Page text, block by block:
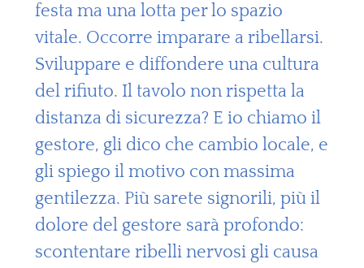
festa ma una lotta per lo spazio
vitale. Occorre imparare a ribellarsi.
Sviluppare e diffondere una cultura
del rifiuto. Il tavolo non rispetta la
distanza di sicurezza? E io chiamo il
gestore, gli dico che cambio locale, e
gli spiego il motivo con massima
gentilezza. Più sarete signorili, più il
dolore del gestore sarà profondo:
scontentare ribelli nervosi gli causa